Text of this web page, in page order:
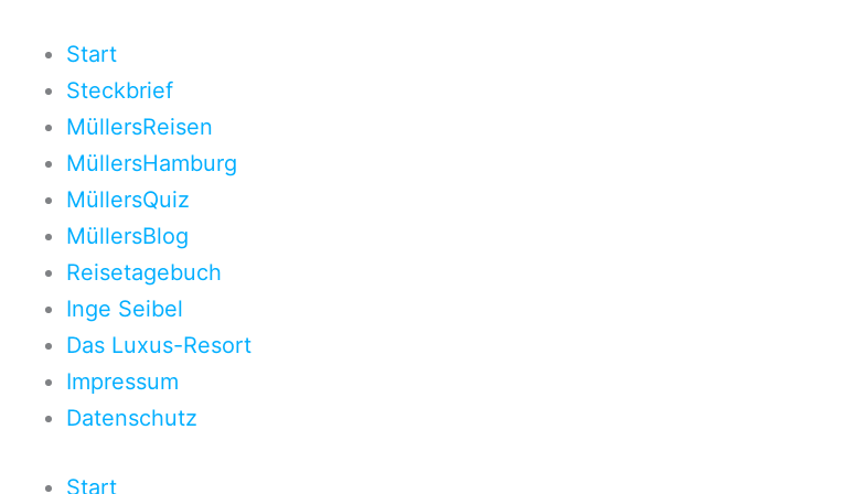
Inhalt
springen
Start
Steckbrief
MüllersReisen
MüllersHamburg
MüllersQuiz
MüllersBlog
Reisetagebuch
Inge Seibel
Das Luxus-Resort
Impressum
Datenschutz
Start